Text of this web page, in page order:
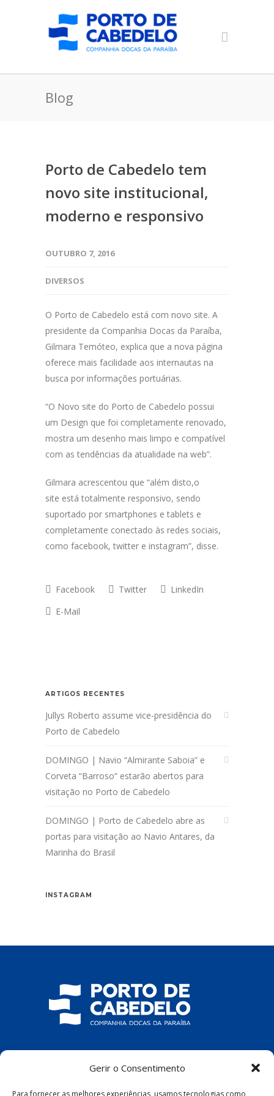
Gerir o Consentimento
Para fornecer as melhores experiências, usamos tecnologias como
Blog
Porto de Cabedelo tem
novo site institucional,
moderno e responsivo
OUTUBRO 7, 2016
DIVERSOS
O Porto de Cabedelo está com novo site. A
presidente da Companhia Docas da Paraíba,
Gilmara Temóteo, explica que a nova página
oferece mais facilidade aos internautas na
busca por informações portuárias.
“O Novo site do Porto de Cabedelo possui
um Design que foi completamente renovado,
mostra um desenho mais limpo e compatível
com as tendências da atualidade na web”.
Gilmara acrescentou que “além disto,o
site está totalmente responsivo, sendo
suportado por smartphones e tablets e
completamente conectado às redes sociais,
como facebook, twitter e instagram”, disse.
Facebook Twitter
LinkedIn
E-Mail
ARTIGOS RECENTES
Jullys Roberto assume vice-presidência do
Porto de Cabedelo
DOMINGO | Navio “Almirante Saboia” e
Corveta “Barroso” estarão abertos para
visitação no Porto de Cabedelo
DOMINGO | Porto de Cabedelo abre as
portas para visitação ao Navio Antares, da
Marinha do Brasil
INSTAGRAM
COMPANHIA DOCAS DA PARAÍBA